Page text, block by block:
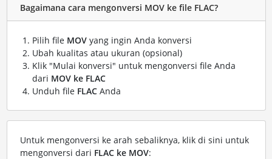
Bagaimana cara mengonversi MOV ke file FLAC?
Pilih file MOVyang ingin Anda konversi
Ubah kualitas atau ukuran (opsional)
Klik "Mulai konversi" untuk mengonversi file Anda
dari MOV ke FLAC
Unduh file FLACAnda
Untuk mengonversi ke arah sebaliknya, klik di sini untuk
mengonversi dari FLAC ke MOV: